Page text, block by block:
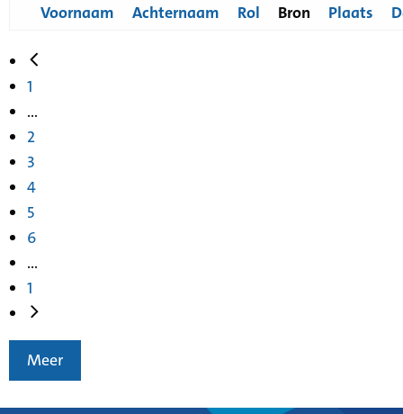
Voornaam Achternaam Rol Bron Plaats
1
...
2
3
4
5
6
...
1
Meer